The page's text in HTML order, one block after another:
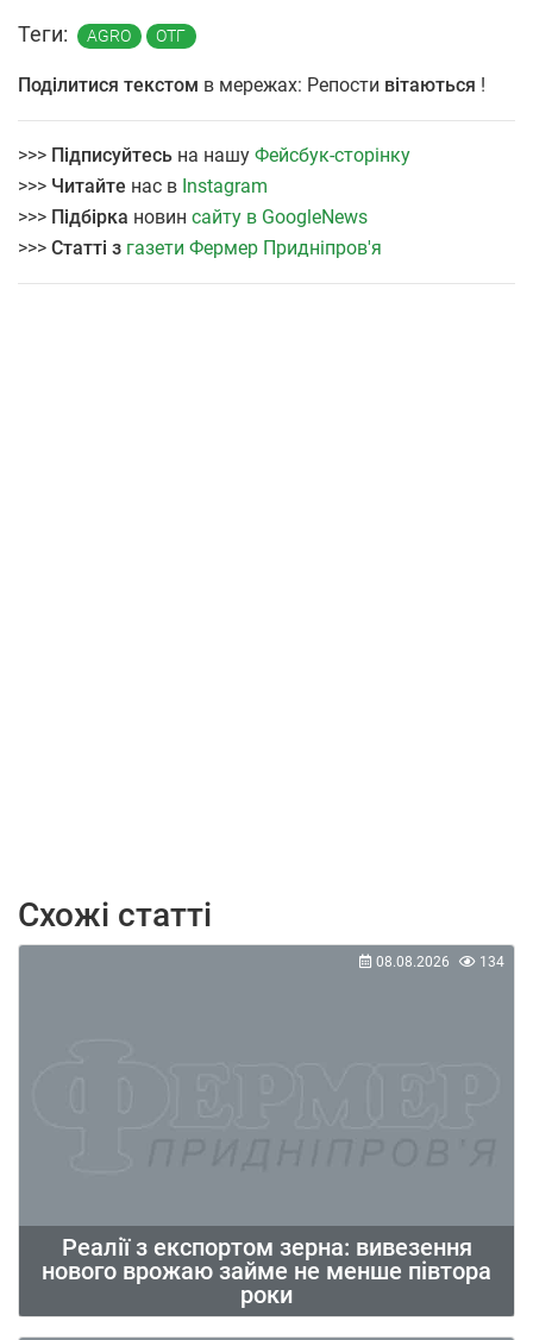
Теги: AGRO ОТГ
Поділитися текстом в мережах: Репости вітаються !
>>> Підписуйтесь на нашу Фейсбук-сторінку
>>> Читайте нас в Instagram
>>> Підбірка новин сайту в GoogleNews
>>> Статті з газети Фермер Придніпров'я
Схожі статті
Реалії з експортом зерна: вивезення
нового врожаю займе не менше півтора
роки
08.08.2026 134